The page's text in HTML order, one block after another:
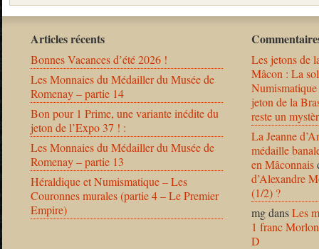
Articles récents
Bonnes Vacances d’été 2026 !
Les Monnaies du Médailler du Musée de
Romenay – partie 14
Bon pour 1 Prime, une variante inédite du
jeton de l’Expo 37 ! :
Les Monnaies du Médailler du Musée de
Romenay – partie 13
Héraldique et Numismatique – Les
Couronnes murales (partie 4 – Le Premier
Empire)
Les jetons de
Mâcon : La
jeton de la
reste un
La Jeanne
médaille
en Mâconnais
d’Alexandre
(1/2) ?
mgdansLes
1 franc
D